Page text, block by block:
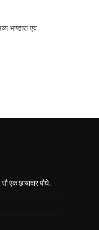
भण्डारा एवं
एक छायादार पौधे .